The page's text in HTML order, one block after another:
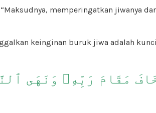
memperingatkan jiwanya
keinginan buruk jiwa adalah